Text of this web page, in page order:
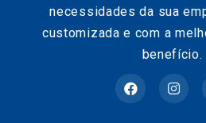
necessidades da sua
customizada e com a
benefício.